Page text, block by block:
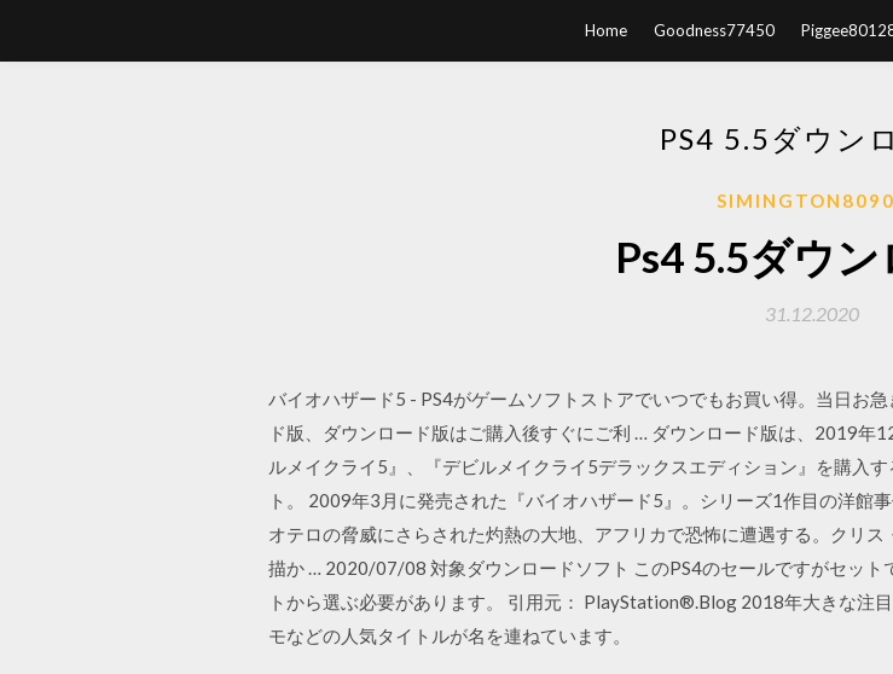
Home Goodness77450
PS4 5.5ダウン
Ps4 5.5ダウ
31.12.2020
バイオハザード5 - PS4がゲームソフトストアでいつでもお買い得。当日お
ド版、ダウンロード版はご購入後すぐにご利 … ダウンロード版は、2019
ルメイクライ5』、『デビルメイクライ5デラックスエディション』を購入
ト。 2009年3月に発売された『バイオハザード5』。シリーズ1作目の洋館
オテロの脅威にさらされた灼熱の大地、アフリカで恐怖に遭遇する。クリ
描か … 2020/07/08 対象ダウンロードソフト このPS4のセールですがセッ
トから選ぶ必要があります。 引用元： PlayStation®.Blog 2018年大きな注
モなどの人気タイトルが名を連ねています。